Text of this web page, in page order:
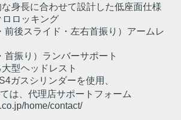
な身長に合わせて設計した低座面仕様
ロロッキング
前後スライド・左右首振り）アームレ
首振り）ランバーサポート
型ヘッドレスト
ガスシリンダーを使用、
は、代理店サポートフォーム
home/contact/